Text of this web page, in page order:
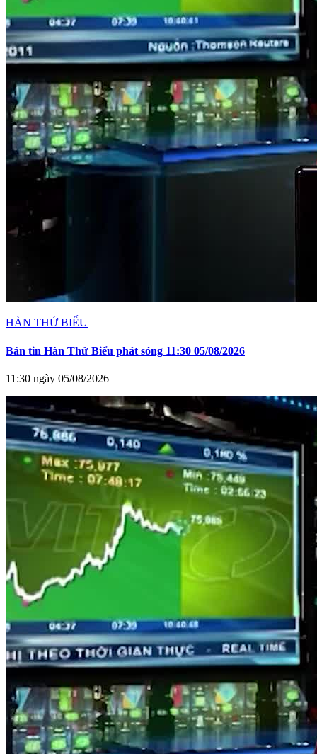
HÀN THỬ BIỂU
Bản tin Hàn Thử Biểu phát sóng 11:30 05/08/2026
11:30 ngày 05/08/2026